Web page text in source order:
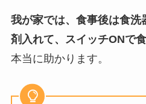
我が家では、食事後は食洗
剤入れて、スイッチONで
本当に助かります。